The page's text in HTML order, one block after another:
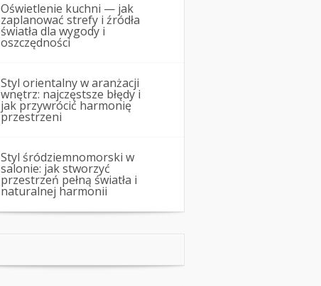
Oświetlenie kuchni — jak
zaplanować strefy i źródła
światła dla wygody i
oszczędności
Styl orientalny w aranżacji
wnętrz: najczęstsze błędy i
jak przywrócić harmonię
przestrzeni
Styl śródziemnomorski w
salonie: jak stworzyć
przestrzeń pełną światła i
naturalnej harmonii